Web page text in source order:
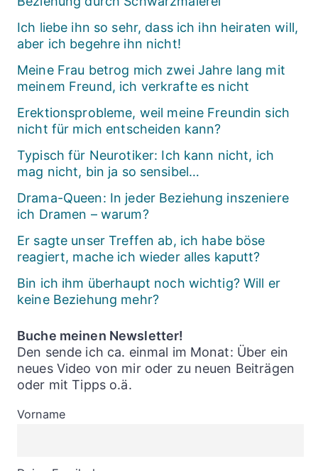
Ich liebe ihn so sehr, dass ich ihn heiraten will,
aber ich begehre ihn nicht!
Meine Frau betrog mich zwei Jahre lang mit
meinem Freund, ich verkrafte es nicht
Erektionsprobleme, weil meine Freundin sich
nicht für mich entscheiden kann?
Typisch für Neurotiker: Ich kann nicht, ich
mag nicht, bin ja so sensibel…
Drama-Queen: In jeder Beziehung inszeniere
ich Dramen – warum?
Er sagte unser Treffen ab, ich habe böse
reagiert, mache ich wieder alles kaputt?
Bin ich ihm überhaupt noch wichtig? Will er
keine Beziehung mehr?
Buche meinen Newsletter!
Den sende ich ca. einmal im Monat: Über ein
neues Video von mir oder zu neuen Beiträgen
oder mit Tipps o.ä.
Vorname